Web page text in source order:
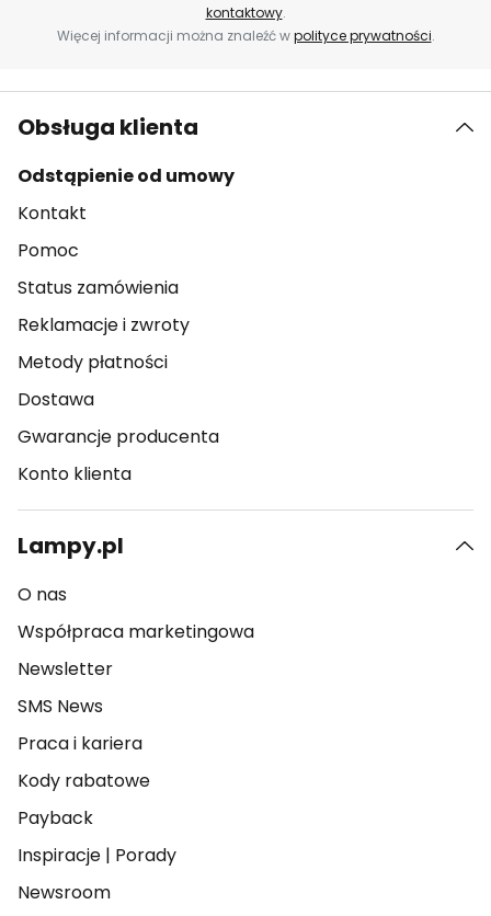
kontaktowy.
Więcej informacji można znaleźć wpolityce prywatności.
Obsługa klienta
Odstąpienie od umowy
Kontakt
Pomoc
Status zamówienia
Reklamacje i zwroty
Metody płatności
Dostawa
Gwarancje producenta
Konto klienta
Lampy.pl
O nas
Współpraca marketingowa
Newsletter
SMS News
Praca i kariera
Kody rabatowe
Payback
Inspiracje | Porady
Newsroom